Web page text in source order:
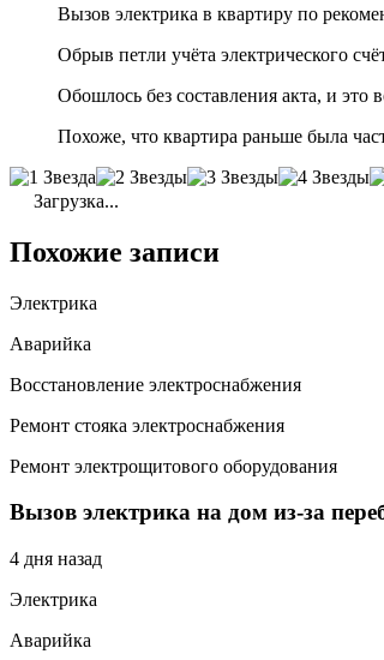
Вызов электрика в квартиру по
Обрыв петли учёта электрического
Обошлось без составления акта, и это
Похоже, что квартира раньше была
Загрузка...
Похожие записи
Электрика
Аварийка
Восстановление электроснабжения
Ремонт стояка электроснабжения
Ремонт электрощитового оборудования
Вызов электрика на дом из-за
4 дня назад
Электрика
Аварийка